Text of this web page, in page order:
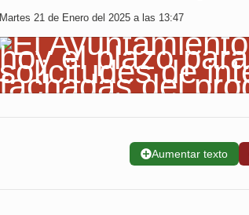
Martes 21 de Enero del 2025 a las 13:47
➕Aumentar texto